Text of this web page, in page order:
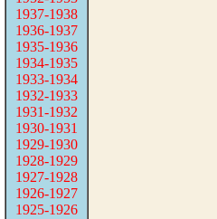
1937-1938
1936-1937
1935-1936
1934-1935
1933-1934
1932-1933
1931-1932
1930-1931
1929-1930
1928-1929
1927-1928
1926-1927
1925-1926